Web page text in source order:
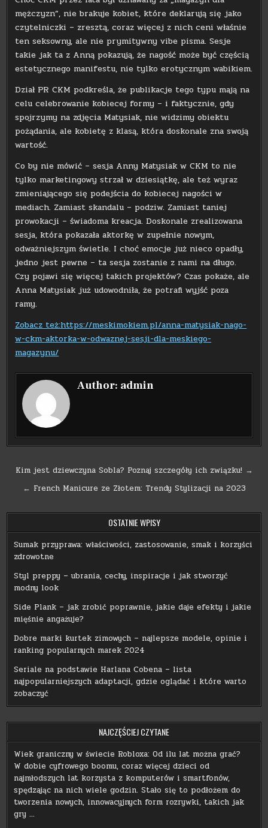
mężczyzn”, nie brakuje kobiet, które deklarują się jako
czytelniczki – zresztą, coraz więcej z nich ceni właśnie
ten seksowny, ale nie prymitywny vibe pisma. Sesje
takie jak ta z Anną pokazują, że nagość może być częścią
estetycznego manifestu, nie tylko erotycznym wabikiem.
Dział PR CKM podkreśla, że publikacje tego typu mają na
celu celebrowanie kobiecej formy – i faktycznie, gdy
spojrzymy na zdjęcia Matysiak, nie widzimy obiektu
pożądania, ale kobietę z klasą, która doskonale zna swoją
wartość.
Co by nie mówić – sesja Anny Matysiak w CKM to nie
tylko marketingowy strzał w dziesiątkę, ale też wyraz
zmieniającego się podejścia do kobiecej nagości w
mediach. Zamiast skandalu – podziw. Zamiast taniej
prowokacji – świadoma kreacja. Doskonale zrealizowana
sesja, która pokazała aktorkę w zupełnie nowym,
odważniejszym świetle. I choć emocje już nieco opadły,
jedno jest pewne – ta sesja zostanie z nami na długo.
Czy pojawi się więcej takich projektów? Czas pokaże, ale
Anna Matysiak już udowodniła, że potrafi wyjść poza
ramy.
Zobacz też:https://meskimokiem.pl/anna-matysiak-nago-
w-ckm-aktorka-w-odwaznej-sesji-dla-meskiego-
magazynu/
Author: admin
Nawigacja
wpisu
Kim jest dziewczyna Sobla? Poznaj szczegóły ich związku! →
← French Manicure ze Złotem: Trendy Stylizacji na 2023
OSTATNIE WPISY
Sumak przyprawa: właściwości, zastosowanie, smak i korzyści
zdrowotne
Styl preppy – ubrania, cechy, inspiracje i jak stworzyć
modny look
Side Plank – jak zrobić poprawnie, jakie daje efekty i jakie
mięśnie angażuje?
Dobre marki kurtek zimowych – najlepsze modele, opinie i
ranking popularnych marek 2024
Seriale na podstawie Harlana Cobena – lista
najpopularniejszych adaptacji, gdzie oglądać i które warto
zobaczyć
NAJCZĘŚCIEJ CZYTANE
Wiek graniczny w świecie Robloxa: Od ilu lat można grać?
W dobie cyfrowego boomu, coraz więcej dzieci od
najmłodszych lat korzysta z komputerów i smartfonów,
spędzając na nich wiele godzin. Stało się to podłożem do
tworzenia nowych, innowacyjnych form rozrywki, takich jak
gry …